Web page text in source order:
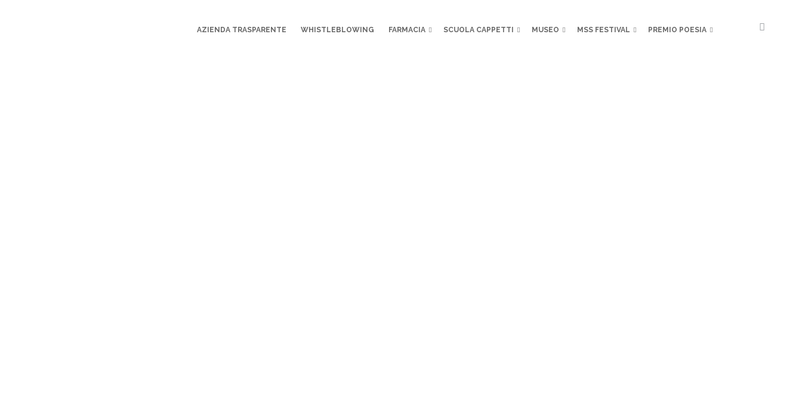
AZIENDA TRASPARENTE WHISTLEBLOWING FARMACIA SCUOLA CAPPETTI MUSEO MSS FESTIVAL PREMIO POESIA